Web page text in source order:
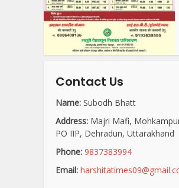
Contact Us
Name: Subodh Bhatt
Address: Majri Mafi,
PO IIP, Dehradun, Uttarakhand
Phone: 9837383994
Email: